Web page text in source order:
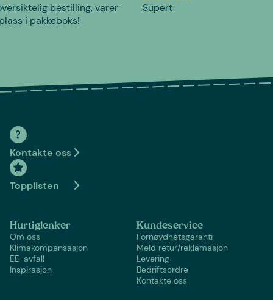
bestilling, varer
i pakkeboks!
Supert
Kontakte oss
Topplisten
Hurtiglenker
Om oss
Klimakompensasjon
EE-avfall
Inspirasjon
Kundeservice
Fornøydhetsgaranti
Meld retur/reklamasjon
Levering
Bedriftsordre
Kontakte oss